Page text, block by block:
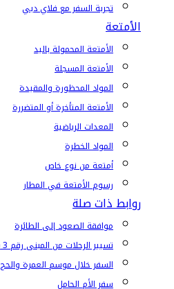
تجربة السفر مع فلاي دبي
الأمتعة
الأمتعة المحمولة باليد
الأمتعة المسجلة
المواد المحظورة والمقيدة
الأمتعة المتأخرة أو المتضررة
المعدات الرياضية
المواد الخطرة
أمتعة من نوع خاص
رسوم الأمتعة في المطار
روابط ذات صلة
موافقة الصعود إلى الطائرة
تسيير الرحلات من المبنى رقم 3 (DXB)
السفر خلال موسم العمرة والحج
سفر الأم الحامل